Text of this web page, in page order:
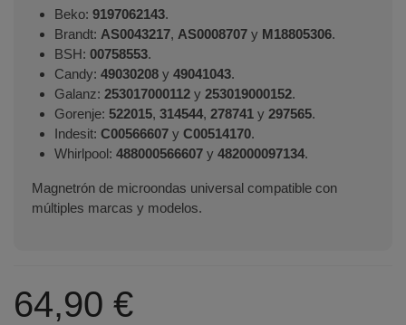
Beko: 9197062143.
Brandt: AS0043217, AS0008707 y M18805306.
BSH: 00758553.
Candy: 49030208 y 49041043.
Galanz: 253017000112 y 253019000152.
Gorenje: 522015, 314544, 278741 y 297565.
Indesit: C00566607 y C00514170.
Whirlpool: 488000566607 y 482000097134.
Magnetrón de microondas universal compatible con
múltiples marcas y modelos.
64,90 €